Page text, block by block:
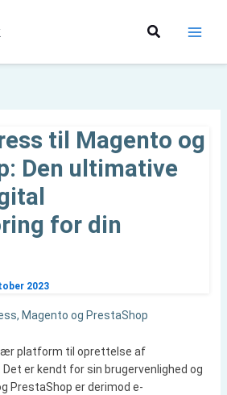
Søg
til Magento og
Den ultimative
for din
2023
Magento og PrestaShop
platform til oprettelse af
er kendt for sin brugervenlighed og
PrestaShop er derimod e-